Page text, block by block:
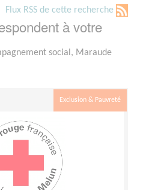
Flux RSS de cette recherche
à votre
social, Maraude
Exclusion & Pauvreté